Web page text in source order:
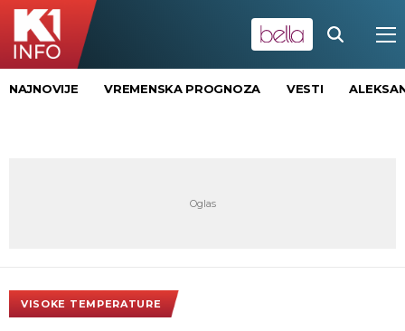
NAJNOVIJE VREMENSKA PROGNOZA VESTI
VISOKE TEMPERATURE